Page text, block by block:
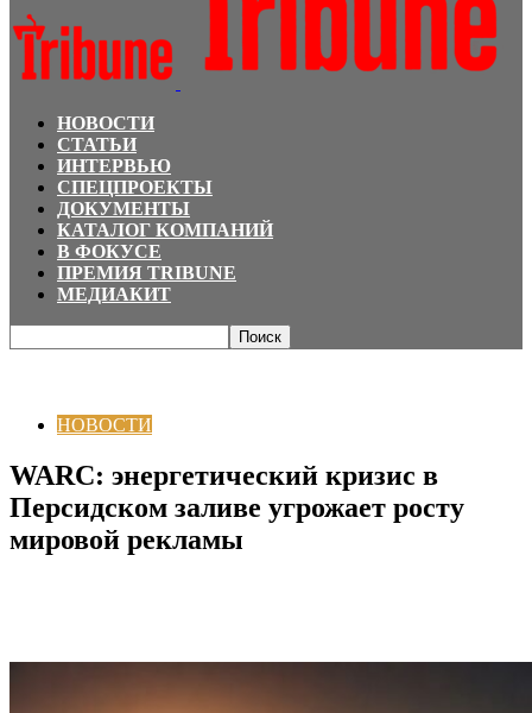
НОВОСТИ
СТАТЬИ
ИНТЕРВЬЮ
СПЕЦПРОЕКТЫ
ДОКУМЕНТЫ
КАТАЛОГ КОМПАНИЙ
В ФОКУСЕ
ПРЕМИЯ TRIBUNE
МЕДИАКИТ
НОВОСТИ
WARC: энергетический кризис в
Персидском заливе угрожает росту
мировой рекламы